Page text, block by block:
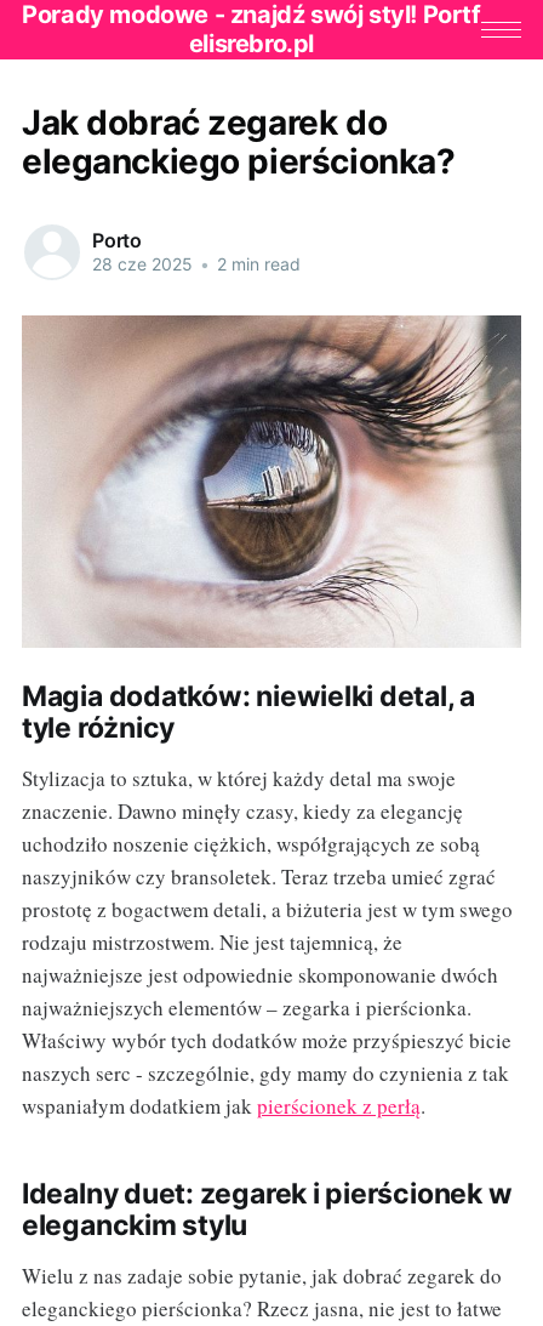
Porady modowe - znajdź swój styl! Portf
elisrebro.pl
Jak dobrać zegarek do
eleganckiego pierścionka?
Porto
28 cze 2025 • 2 min read
Magia dodatków: niewielki detal, a
tyle różnicy
Stylizacja to sztuka, w której każdy detal ma swoje
znaczenie. Dawno minęły czasy, kiedy za elegancję
uchodziło noszenie ciężkich, współgrających ze sobą
naszyjników czy bransoletek. Teraz trzeba umieć zgrać
prostotę z bogactwem detali, a biżuteria jest w tym swego
rodzaju mistrzostwem. Nie jest tajemnicą, że
najważniejsze jest odpowiednie skomponowanie dwóch
najważniejszych elementów – zegarka i pierścionka.
Właściwy wybór tych dodatków może przyśpieszyć bicie
naszych serc - szczególnie, gdy mamy do czynienia z tak
wspaniałym dodatkiem jakpierścionek z perłą.
Idealny duet: zegarek i pierścionek w
eleganckim stylu
Wielu z nas zadaje sobie pytanie, jak dobrać zegarek do
eleganckiego pierścionka? Rzecz jasna, nie jest to łatwe